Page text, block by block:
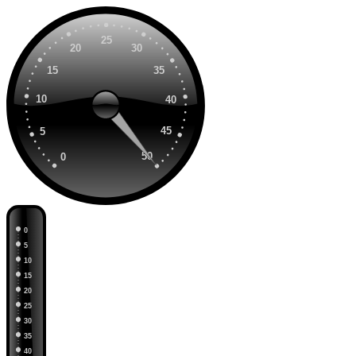
0
5
10
15
20
25
30
35
40
45
50
0
5
10
15
20
25
30
35
40